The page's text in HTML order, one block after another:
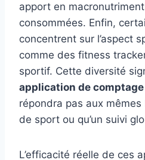
apport en
consommées. Enfin,
concentrent sur l’aspect
comme des fitness
sportif. Cette diversité
application de
répondra pas aux mêmes
de sport ou qu’un suivi
L’efficacité réelle de ces